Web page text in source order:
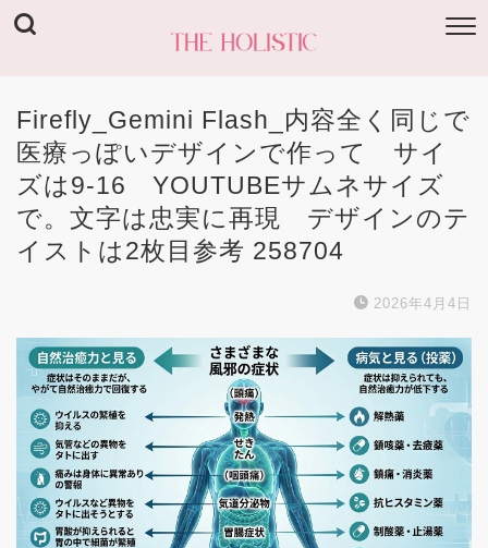
Firefly_Gemini Flash_内容全く同じで
医療っぽいデザインで作って サイ
ズは9-16 YOUTUBEサムネサイズ
で。文字は忠実に再現 デザインのテ
イストは2枚目参考 258704
2026年4月4日